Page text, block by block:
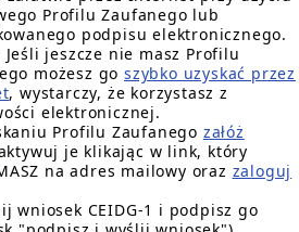
Profilu Zaufanego lub
podpisu elektronicznego.
Jeśli jeszcze nie masz Profilu
możesz goszybko uzyskać przez
, wystarczy, że korzystasz z
elektronicznej.
Profilu Zaufanego załóż
je klikając w link, który
na adres mailowy oraz zaloguj
wniosek CEIDG-1 i podpisz go